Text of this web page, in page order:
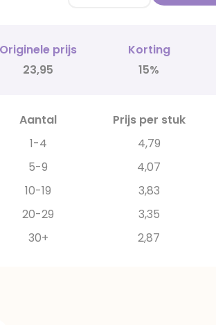
Originele prijs Korting
23,95
15%
Aantal Prijs per stuk
1-4
4,79
5-9
4,07
10-19
3,83
20-29
3,35
30+
2,87